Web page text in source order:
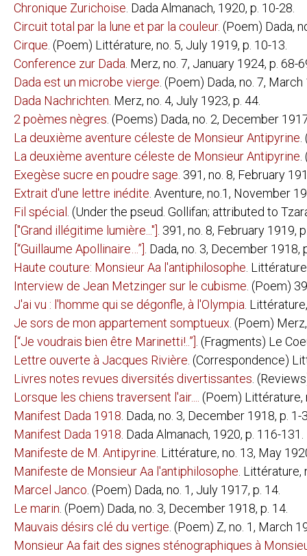
GEORGE GROSZ:
DAS
MIT PINSEL
MARSDEN HARTLEY:
RAOUL HAUSMANN:
EMMY HENNINGS:
DAS
GEFÄNGNIS
DIE LETZTE
WIELAND HERZFELDE:
SCHUTZHAFT
RICHARD HUELSENBECK:
DADA
DADA SIEGT
DOCTOR
EN AVANT
ILIAZD (ILIA ZDANEVICH):
LIDANTIU
MATTHEW JOSEPHSON:
GALIMATHIAS
FRANZ JUNG:
HUNGER AN
OPFERUNG
PROLETARIER
DIE ROTE
SAUL
SOPHIE
DER
DIE TECHNIK
DAS
LAJOS KÁSSAK
JULIUS KREKEL
(CLÉMENT PANSAERS):
ZIEK; EENE
MAN RAY:
UNE BONNE
EXPOSITION
WALTER MEHRING:
ALGIER
DAS
DAS
PAUL VAN OSTAIJEN:
BEZETTE
Chronique Zurichoise . Dada Almanach, 1920, p. 10-28.
Circuit total par la lune et par la couleur. (Poem) Dada,
Cirque . (Poem) Littérature, no. 5, July 1919, p. 10-13.
Conference zur Dada . Merz, no. 7, January 1924, p. 68-
Dada est un microbe vierge . (Poem) Dada, no. 7, March
Dada Nachrichten . Merz, no. 4, July 1923, p. 44.
2 poèmes nègres . (Poems) Dada, no. 2, December
La deuxième aventure céleste de Monsieur Antipyrine
La deuxième aventure céleste de Monsieur Antipyrine
Exegèse sucre en poudre sage . 391, no. 8, February
Extrait d'une lettre inédite . Aventure, no.1, November
Fil spécial . (Under the pseud. Gollifan; attributed to
["Grand illégitime lumière..."]
. 391, no. 8, February 1919,
[“Guillaume Apollinaire…”]
. Dada, no. 3, December 1918,
Haute couture: Monsieur Aa l'antiphilosophe .
Interview de Jean Metzinger sur le cubisme . (Poem)
J'ai vu : l'homme qui se dégonfle, à l'Olympia .
Je sors de mon appartement somptueux . (Poem)
[“Je voudrais bien être Marinetti!..”] . (Fragments) Le
Lettre ouverte à Jacques Rivière . (Correspondence)
Livres notes revues diversités divertissantes .
Lorsque les chiens traversent l'air...
(Poem) Littérature,
Manifest Dada 1918 . Dada, no. 3, December 1918, p. 1-
Manifest Dada 1918 . Dada Almanach, 1920, p. 116-131.
Manifeste de M. Antipyrine . Littérature, no. 13, May
Manifeste de Monsieur Aa l'antiphilosophe .
Marcel Janco . (Poem) Dada, no. 1, July 1917, p. 14.
Le marin . (Poem) Dada, no. 3, December 1918, p. 14.
Mauvais désirs clé du vertige . (Poem) Z, no. 1, March
Monsieur Aa fait des signes sténographiques à